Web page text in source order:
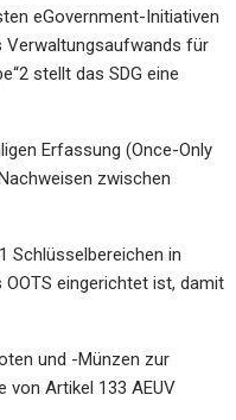
eGovernment-Initiativen
Verwaltungsaufwands für
stellt das SDG eine
Erfassung (Once-Only
zwischen
Schlüsselbereichen in
eingerichtet ist, damit
und -Münzen zur
von Artikel 133 AEUV